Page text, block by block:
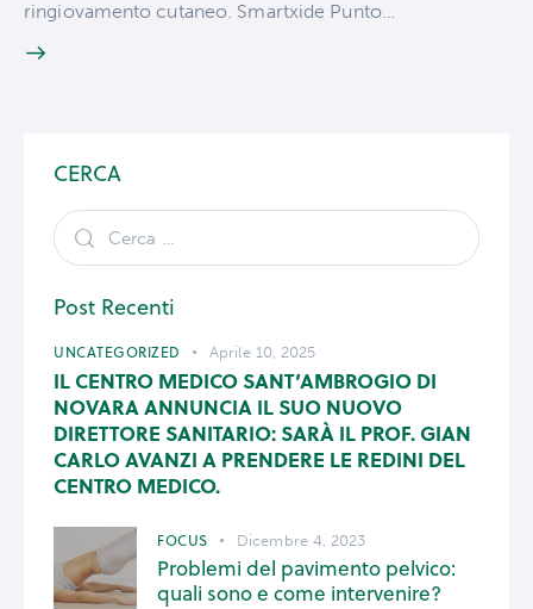
ringiovamento cutaneo. Smartxide Punto…
CERCA
Post Recenti
UNCATEGORIZED Aprile 10, 2025
IL CENTRO MEDICO SANT’AMBROGIO DI
NOVARA ANNUNCIA IL SUO NUOVO
DIRETTORE SANITARIO: SARÀ IL PROF. GIAN
CARLO AVANZI A PRENDERE LE REDINI DEL
CENTRO MEDICO.
FOCUS Dicembre 4, 2023
Problemi del pavimento pelvico:
quali sono e come intervenire?